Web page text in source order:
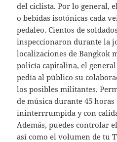
del ciclista. Por lo general,
o bebidas isotónicas cada
pedaleo. Cientos de
inspeccionaron durante la
localizaciones de Bangkok
policía capitalina, el
pedía al público su
los posibles militantes.
de música durante 45
ininterrrumpida y con
Además, puedes controlar
así como el volumen de tu